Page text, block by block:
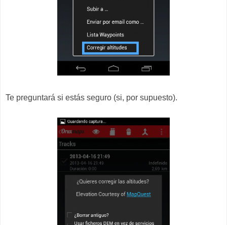
Te preguntará si estás seguro (si, por supuesto).